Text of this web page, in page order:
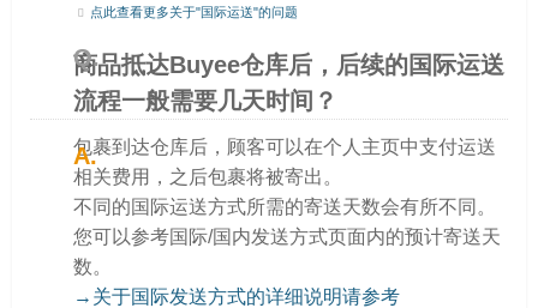
点此查看更多关于"国际运送"的问题
商品抵达Buyee仓库后，后续的国际运送
流程一般需要几天时间？
包裹到达仓库后，顾客可以在个人主页中支付运送
相关费用，之后包裹将被寄出。
不同的国际运送方式所需的寄送天数会有所不同。
您可以参考国际/国内发送方式页面内的预计寄送天
数。
→关于国际发送方式的详细说明请参考